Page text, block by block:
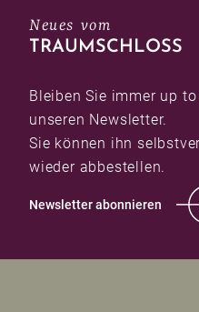
Neues vom
TRAUMSCHLOSS
Bleiben Sie immer up
unseren Newsletter.
Sie können ihn
wieder abbestellen.
Newsletter abonnieren